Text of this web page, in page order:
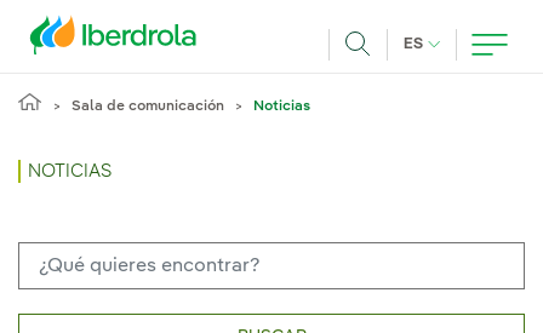
ES IDIOMA
Sala de comunicación Noticias
NOTICIAS